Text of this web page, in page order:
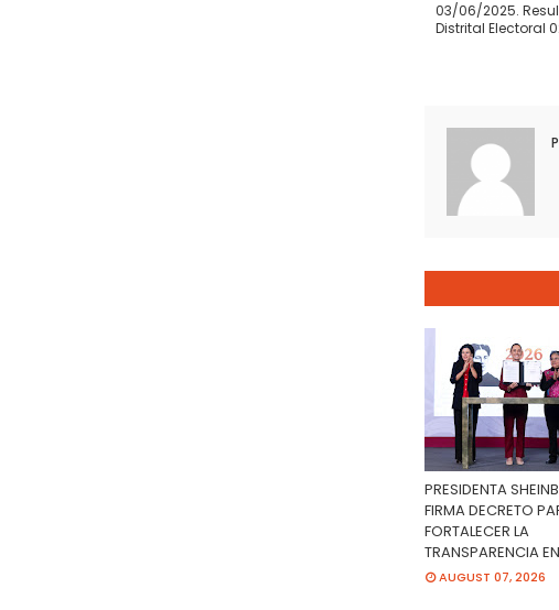
03/06/2025.
Distrital Electoral
PRESIDENTA
FIRMA DECRETO
FORTALECER LA
TRANSPARENCIA
AUGUST 07, 2026